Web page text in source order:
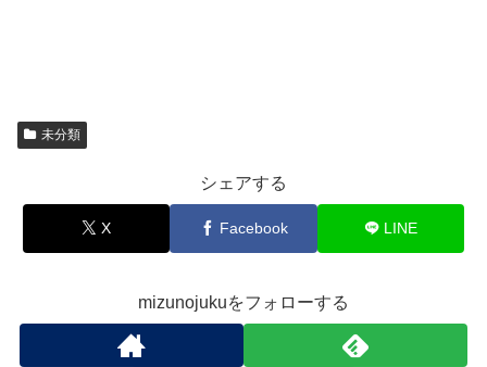
未分類
シェアする
X Facebook LINE
mizunojukuをフォローする